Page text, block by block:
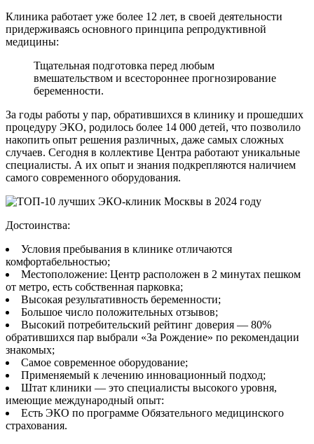
Клиника работает уже более 12 лет, в своей деятельности
придерживаясь основного принципа репродуктивной
медицины:
Тщательная подготовка перед любым
вмешательством и всестороннее прогнозирование
беременности.
За годы работы у пар, обратившихся в клинику и прошедших
процедуру ЭКО, родилось более 14 000 детей, что позволило
накопить опыт решения различных, даже самых сложных
случаев. Сегодня в коллективе Центра работают уникальные
специалисты. А их опыт и знания подкрепляются наличием
самого современного оборудования.
Достоинства:
Условия пребывания в клинике отличаются
комфортабельностью;
Местоположение: Центр расположен в 2 минутах пешком
от метро, есть собственная парковка;
Высокая результативность беременности;
Большое число положительных отзывов;
Высокий потребительский рейтинг доверия — 80%
обратившихся пар выбрали «За Рождение» по рекомендации
знакомых;
Самое современное оборудование;
Применяемый к лечению инновационный подход;
Штат клиники — это специалисты высокого уровня,
имеющие международный опыт:
Есть ЭКО по программе Обязательного медицинского
страхования.